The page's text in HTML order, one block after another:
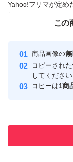
Yahoo!フリマが定め
付与しています
安心取引出品者
取引実績
この
商品画像の
コピーされ
してください
コピーは1商
この商品をみてい